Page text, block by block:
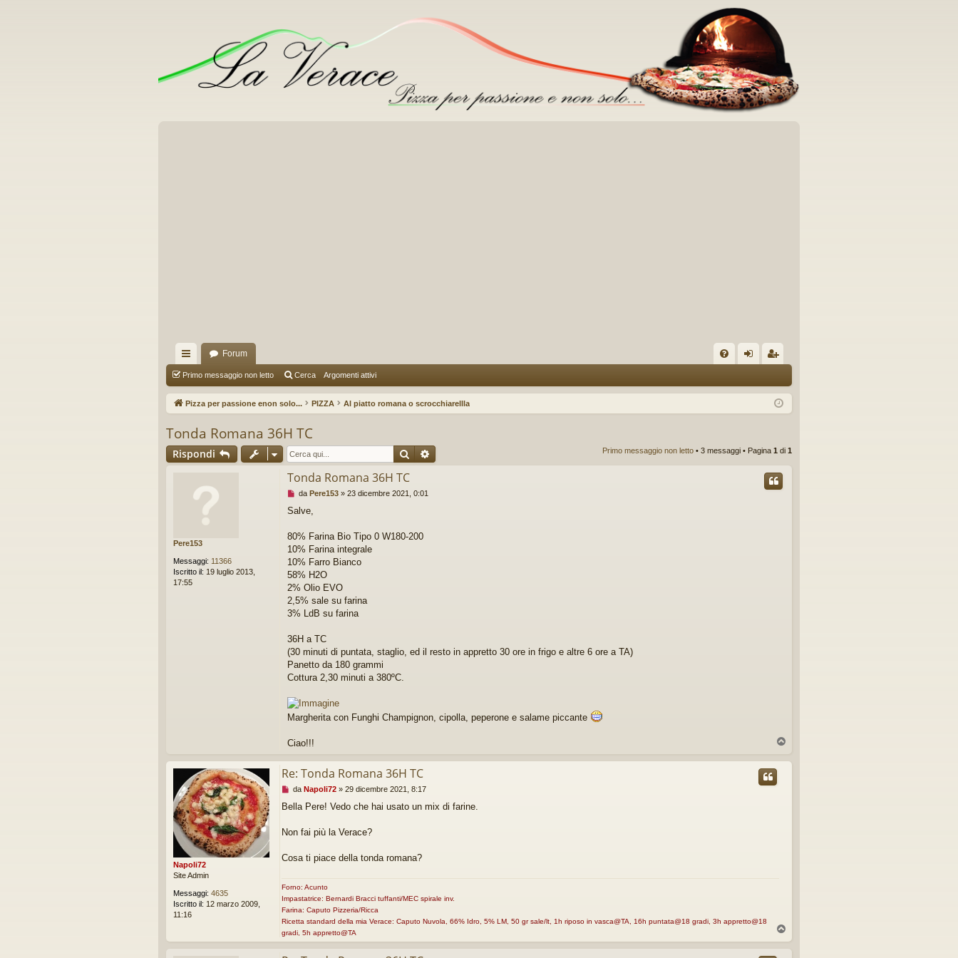
oll
eg
m
en
idi
Forum
Q in riv
Primo messaggio non letto Cerca Argomenti attivi
Pizza per passione enon solo... PIZZA Al piatto romana o scrocchiarellla
Tonda Romana 36H TC
Rispondi CercaRicerca avanzata Primo messaggio non letto • 3 messaggi • Pagina 1 di 1
Pere153
Messaggi: 11366
Iscritto il: 19 luglio 2013,
17:55
Tonda Romana 36H TC
M
s
a
g
g
i
o
d
a
l
g
e
r
e
da Pere153» 23 dicembre 2021, 0:01
Salve,
80% Farina Bio Tipo 0 W180-200
10% Farina integrale
10% Farro Bianco
58% H2O
2% Olio EVO
2,5% sale su farina
3% LdB su farina
36H a TC
(30 minuti di puntata, staglio, ed il resto in appretto 30 ore in frigo e altre 6 ore a TA)
Panetto da 180 grammi
Cottura 2,30 minuti a 380ºC.
Margherita con Funghi Champignon, cipolla, peperone e salame piccante
Ciao!!!
p
Napoli72
Site Admin
Messaggi: 4635
Iscritto il: 12 marzo 2009,
11:16
Re: Tonda Romana 36H TC
M
s
a
i
d
g
da Napoli72» 29 dicembre 2021, 8:17
Bella Pere! Vedo che hai usato un mix di farine.
Non fai più la Verace?
Cosa ti piace della tonda romana?
Forno: Acunto
Impastatrice: Bernardi Bracci tuffanti/MEC spirale inv.
Farina: Caputo Pizzeria/Ricca
Ricetta standard della mia Verace: Caputo Nuvola, 66% Idro, 5% LM, 50 gr sale/lt, 1h riposo in vasca@TA, 16h puntata@18 gradi, 3h appretto@18
gradi, 5h appretto@TA
o
p